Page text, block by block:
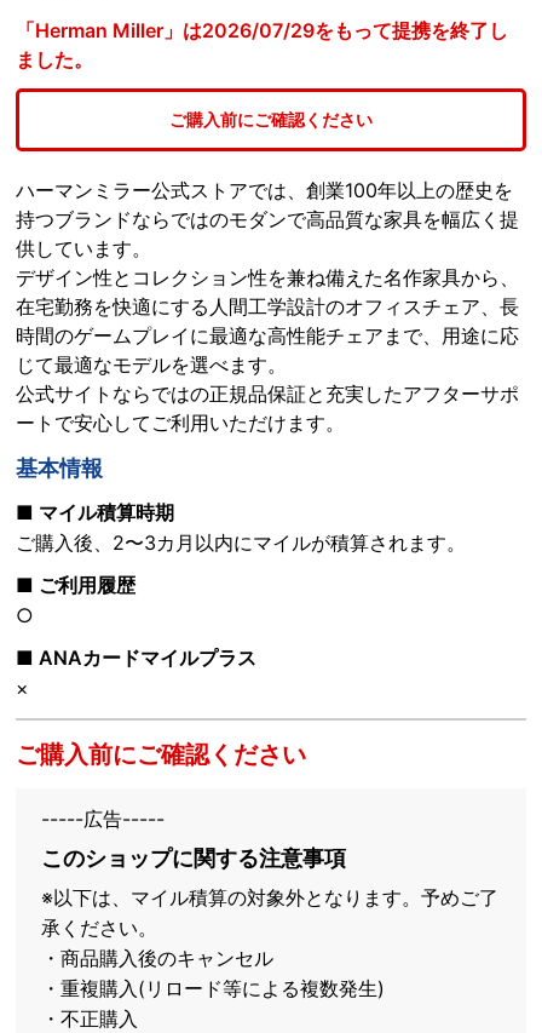
「Herman Miller」は2026/07/29をもって提携を終了し
ました。
ご購入前にご確認ください
ハーマンミラー公式ストアでは、創業100年以上の歴史を
持つブランドならではのモダンで高品質な家具を幅広く提
供しています。
デザイン性とコレクション性を兼ね備えた名作家具から、
在宅勤務を快適にする人間工学設計のオフィスチェア、長
時間のゲームプレイに最適な高性能チェアまで、用途に応
じて最適なモデルを選べます。
公式サイトならではの正規品保証と充実したアフターサポ
ートで安心してご利用いただけます。
基本情報
■ マイル積算時期
ご購入後、2〜3カ月以内にマイルが積算されます。
■ ご利用履歴
○
■ ANAカードマイルプラス
×
ご購入前にご確認ください
-----広告-----
このショップに関する注意事項
※以下は、マイル積算の対象外となります。予めご了
承ください。
・商品購入後のキャンセル
・重複購入(リロード等による複数発生)
・不正購入